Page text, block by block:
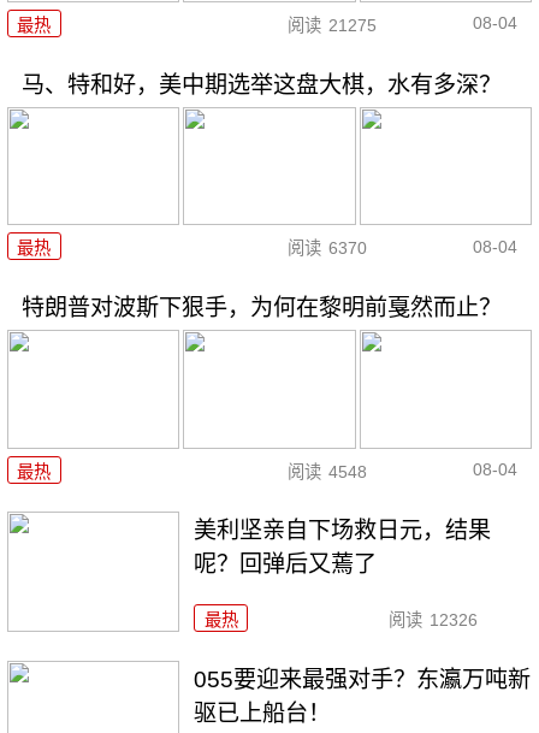
最热 阅读 21275 08-04
马、特和好，美中期选举这盘大棋，水有多深？
最热 阅读 6370 08-04
特朗普对波斯下狠手，为何在黎明前戛然而止？
最热 阅读 4548 08-04
美利坚亲自下场救日元，结果
呢？回弹后又蔫了
最热 阅读 12326
055要迎来最强对手？东瀛万吨新
驱已上船台！